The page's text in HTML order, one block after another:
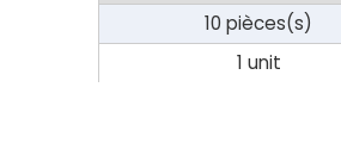
10 pièces(s)
1 unit